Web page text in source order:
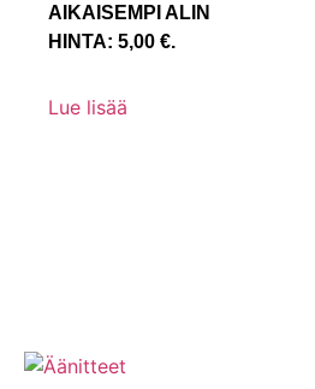
AIKAISEMPI ALIN
HINTA: 5,00 €.
Lue lisää